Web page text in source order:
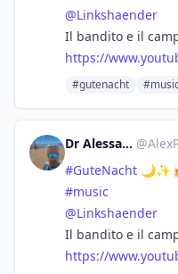
@Linkshaender
Il bandito e il
https://www.
#gutenacht
Dr Alessandro 🩺🚼 @
#GuteNacht
#music
@Linkshaender
Il bandito e il
https://www.